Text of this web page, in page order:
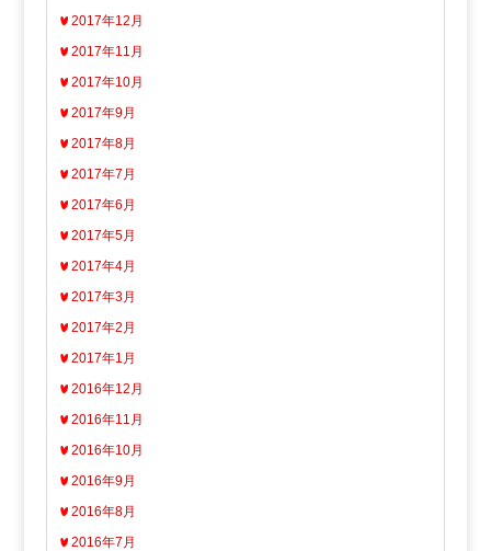
2017年12月
2017年11月
2017年10月
2017年9月
2017年8月
2017年7月
2017年6月
2017年5月
2017年4月
2017年3月
2017年2月
2017年1月
2016年12月
2016年11月
2016年10月
2016年9月
2016年8月
2016年7月